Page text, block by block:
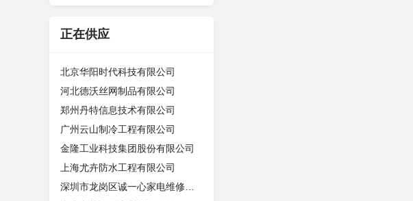
正在供应
北京华阳时代科技有限公司
河北德沃丝网制品有限公司
郑州丹特信息技术有限公司
广州云山制冷工程有限公司
金隆工业科技集团股份有限公司
上海尤卉防水工程有限公司